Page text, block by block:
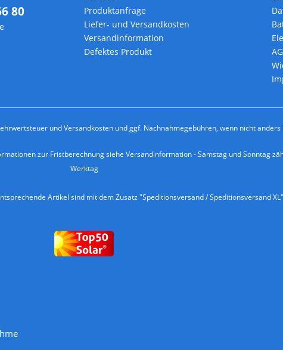
80
Produktanfrage
Liefer- und Versandkosten
Versandinformation
Defektes Produkt
undVersandkostenund ggf. Nachnahmegebühren, wenn nicht anders
zur Fristberechnung siehe Versandinformation- Samstag und Sonntag
Werktag
Artikel sind mit dem Zusatz "Speditionsversand / Speditionsversand